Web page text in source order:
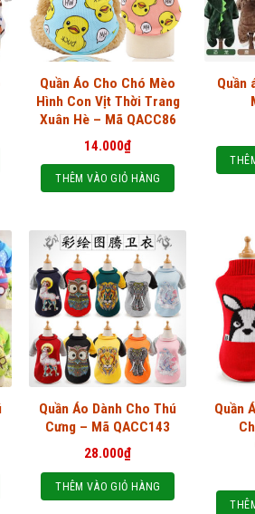
Quần Áo Cho Chó Mèo
Hình Con Vịt Thời Trang
Xuân Hè – Mã QACC86
14.000₫
THÊM VÀO GIỎ HÀNG
Quần
Quần Áo Dành Cho Thú
Cưng – Mã QACC143
28.000₫
THÊM VÀO GIỎ HÀNG
Quần